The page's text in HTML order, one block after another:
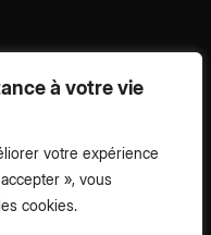
à votre vie
votre expérience
», vous
cookies.